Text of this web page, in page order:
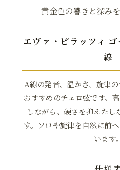
黄金色の響きと深み
エヴァ・ピラッツィ
線
A線の発音、温かさ、旋律
おすすめのチェロ弦です。
しながら、硬さを抑えたし
す。ソロや旋律を自然に前
います。